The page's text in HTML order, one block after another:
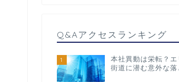
Q&Aアクセスランキング
1
本社異動は栄転？エ
街道に潜む意外な落